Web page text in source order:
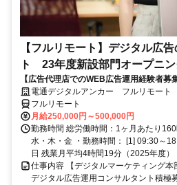
【フルリモート】デジタル広
ト 23年度新設部門オープニ
【広告代理店でのWEB広告運用経験者
G／全国×完全在宅／年休126日・土日祝
電通デジタルアンカー フルリモート
フルリモート
月給250,000円～500,000円
勤務時間 総労働時間：1ヶ月あたり
水・木・金 ・勤務時間： [1] 09:30～
日 残業月平均4時間19分（2025年度）
仕事内容 【デジタルマーケティング
デジタル広告運用コンサルタント積極